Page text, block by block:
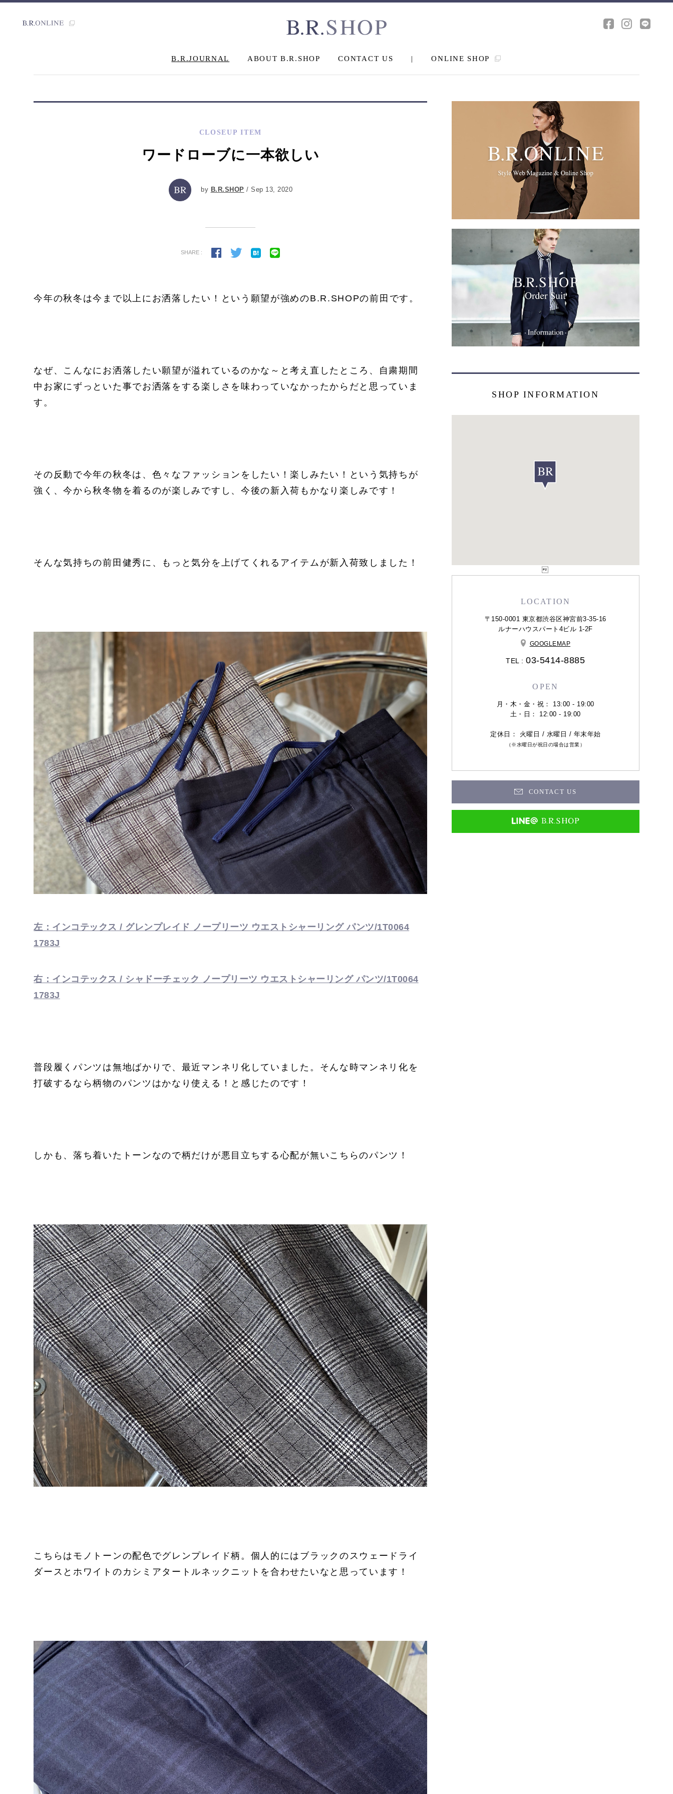
B.R.JOURNAL ABOUT B.R.SHOP CONTACT US | ONLINE SHOP
CLOSEUP ITEM
ワードローブに一本欲しい
by B.R.SHOP / Sep 13, 2020
SHARE :
今年の秋冬は今まで以上にお洒落したい！という願望が強めのB.R.SHOPの前田です。
なぜ、こんなにお洒落したい願望が溢れているのかな～と考え直したところ、自粛期間
中お家にずっといた事でお洒落をする楽しさを味わっていなかったからだと思っていま
す。
その反動で今年の秋冬は、色々なファッションをしたい！楽しみたい！という気持ちが
強く、今から秋冬物を着るのが楽しみですし、今後の新入荷もかなり楽しみです！
そんな気持ちの前田健秀に、もっと気分を上げてくれるアイテムが新入荷致しました！
左：インコテックス / グレンプレイド ノープリーツ ウエストシャーリング パンツ/1T0064
1783J
右：インコテックス / シャドーチェック ノープリーツ ウエストシャーリング パンツ/1T0064
1783J
普段履くパンツは無地ばかりで、最近マンネリ化していました。そんな時マンネリ化を
打破するなら柄物のパンツはかなり使える！と感じたのです！
しかも、落ち着いたトーンなので柄だけが悪目立ちする心配が無いこちらのパンツ！
こちらはモノトーンの配色でグレンプレイド柄。個人的にはブラックのスウェードライ
ダースとホワイトのカシミアタートルネックニットを合わせたいなと思っています！
SHOP INFORMATION
LOCATION
〒150-0001 東京都渋谷区神宮前3-35-16
ルナーハウスパート4ビル 1-2F
GOOGLEMAP
TEL :03-5414-8885
OPEN
月・木・金・祝： 13:00 - 19:00
土・日： 12:00 - 19:00
定休日： 火曜日 / 水曜日 / 年末年始
（※水曜日が祝日の場合は営業）
CONTACT US